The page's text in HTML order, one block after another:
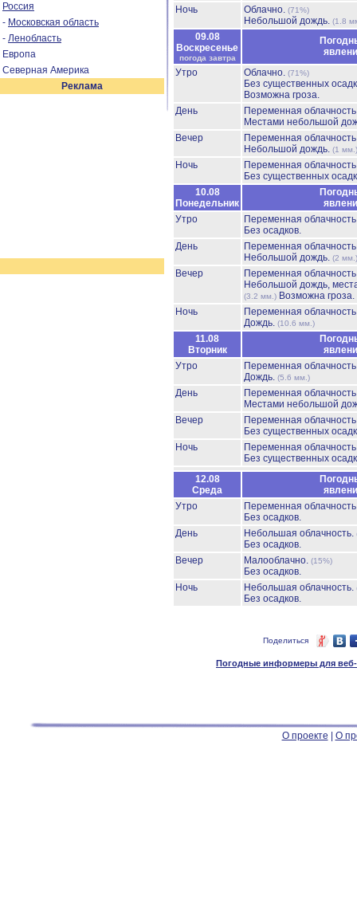
Россия
- Московская область
- Ленобласть
Европа
Северная Америка
Реклама
Ночь Облачно. (71%)
Небольшой дождь. (1.8
09.08
Воскресенье
погода завтра
Утро
Облачно. (71%)
Без существенных
Возможна гроза.
День
Переменная
Местами небольшой
Вечер
Переменная
Небольшой дождь. (1 мм.)
Ночь
Переменная
Без существенных
10.08
Понедельник
Утро
Переменная
Без осадков.
День
Переменная
Небольшой дождь. (2 мм.)
Вечер
Переменная
Небольшой дождь,
(3.2 мм.) Возможна гроза.
Ночь
Переменная
Дождь. (10.6 мм.)
11.08
Вторник
Утро
Переменная
Дождь. (5.6 мм.)
День
Переменная
Местами небольшой
Вечер
Переменная
Без существенных
Ночь
Переменная
Без существенных
12.08
Среда
Утро
Переменная
Без осадков.
День
Небольшая облачность.
Без осадков.
Вечер
Малооблачно. (15%)
Без осадков.
Ночь
Небольшая облачность.
Без осадков.
Поделиться
Погодные информеры для веб-
О проекте О